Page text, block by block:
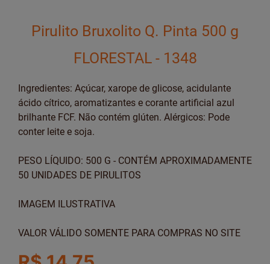
Pirulito Bruxolito Q. Pinta 500 g
FLORESTAL - 1348
Ingredientes: Açúcar, xarope de glicose, acidulante
ácido cítrico, aromatizantes e corante artificial azul
brilhante FCF. Não contém glúten. Alérgicos: Pode
conter leite e soja.
PESO LÍQUIDO: 500 G - CONTÉM APROXIMADAMENTE
50 UNIDADES DE PIRULITOS
IMAGEM ILUSTRATIVA
VALOR VÁLIDO SOMENTE PARA COMPRAS NO SITE